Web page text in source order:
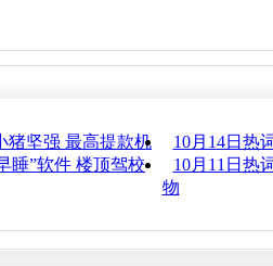
猪坚强 最高提款机
10月14日热
睡”软件 楼顶驾校
10月11日热
物